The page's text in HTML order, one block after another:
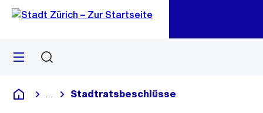
Navigation
Sprunglink
Menü
Deutsch
Blende alle Breadcrumbs ein
Stadtratsbeschlüsse